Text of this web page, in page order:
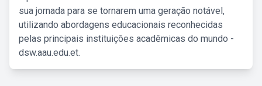
sua jornada para se tornarem uma geração notável,
utilizando abordagens educacionais reconhecidas
pelas principais instituições acadêmicas do mundo -
dsw.aau.edu.et.